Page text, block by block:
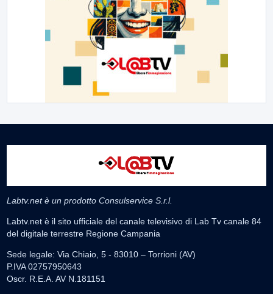
Labtv.net è un prodotto Consulservice S.r.l.
Labtv.net è il sito ufficiale del canale televisivo di Lab Tv canale 84
del digitale terrestre Regione Campania
Sede legale: Via Chiaio, 5 - 83010 – Torrioni (AV)
P.IVA 02757950643
Oscr. R.E.A. AV N.181151